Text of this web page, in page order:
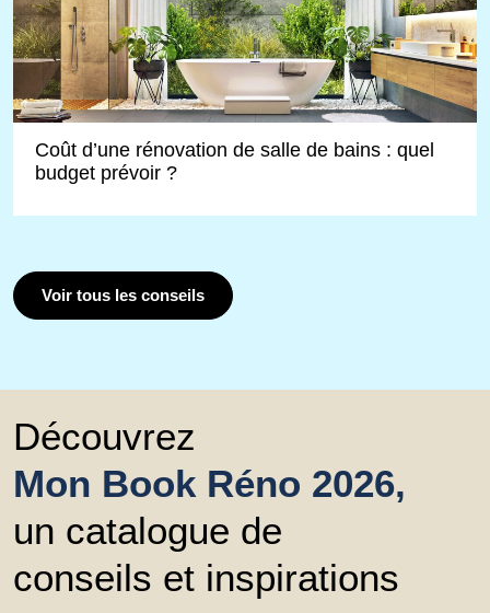
Coût d’une rénovation de salle de bains : quel
budget prévoir ?
Voir tous les conseils
Découvrez
Mon Book Réno 2026,
un catalogue de
conseils et inspirations